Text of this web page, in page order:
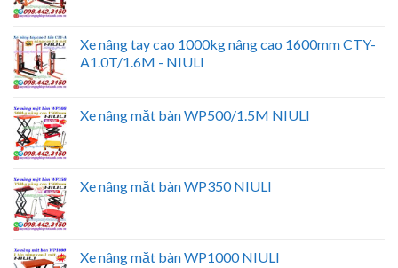
Xe nâng tay cao 1000kg nâng cao 1600mm CTY-
A1.0T/1.6M - NIULI
Xe nâng mặt bàn WP500/1.5M NIULI
Xe nâng mặt bàn WP350 NIULI
Xe nâng mặt bàn WP1000 NIULI